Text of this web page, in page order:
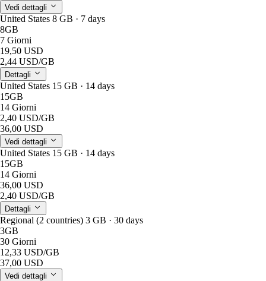
Vedi dettagli
United States 8 GB · 7 days
8GB
7 Giorni
19,50 USD
2,44 USD/GB
Dettagli
United States 15 GB · 14 days
15GB
14 Giorni
2,40 USD/GB
36,00 USD
Vedi dettagli
United States 15 GB · 14 days
15GB
14 Giorni
36,00 USD
2,40 USD/GB
Dettagli
Regional (2 countries) 3 GB · 30 days
3GB
30 Giorni
12,33 USD/GB
37,00 USD
Vedi dettagli